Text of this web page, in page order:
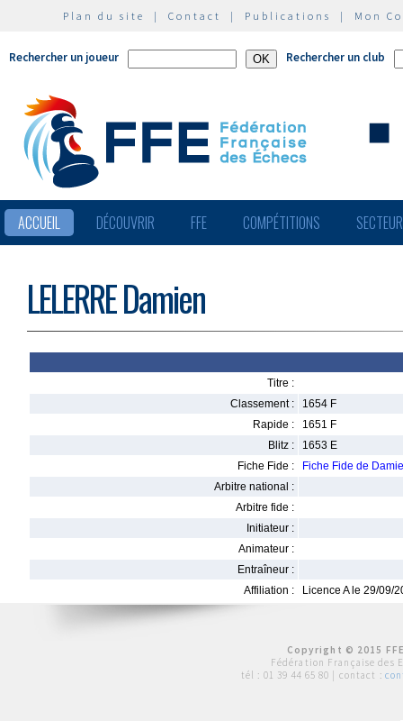
Plan du site | Contact | Publications | Mon
Rechercher un joueur Rechercher un club
ACCUEIL DÉCOUVRIR FFE COMPÉTITIONS
LELERRE Damien
Titre :
Classement :
1654 F
Rapide :
1651 F
Blitz :
1653 E
Fiche Fide :
Fiche Fide de
Arbitre national :
Arbitre fide :
Initiateur :
Animateur :
Entraîneur :
Affiliation :
Licence A le 29/09/
Copyright © 2015
Fédération Française des
tél : 01 39 44 65 80 | contact :